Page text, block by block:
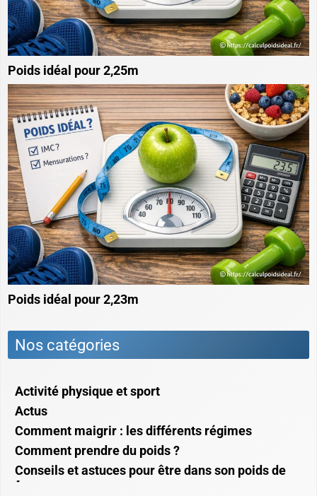
Poids idéal pour 2,25m
Poids idéal pour 2,23m
Nos catégories
Activité physique et sport
Actus
Comment maigrir : les différents régimes
Comment prendre du poids ?
Conseils et astuces pour être dans son poids de
forme